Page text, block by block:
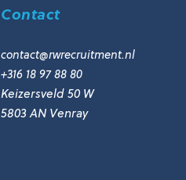
Contact
contact@rwrecruitment.nl
+316 18 97 88 80
Keizersveld 50 W
5803 AN Venray